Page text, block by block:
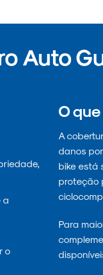
Auto
a
o
O
A
danos
bike está
proteção
Para